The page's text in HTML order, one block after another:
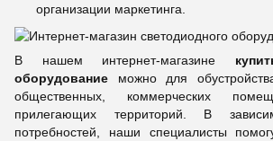
организации маркетинга.
В нашем интернет-магазине
оборудование можно для
общественных, коммерческих
прилегающих территорий. В
потребностей, наши специалисты